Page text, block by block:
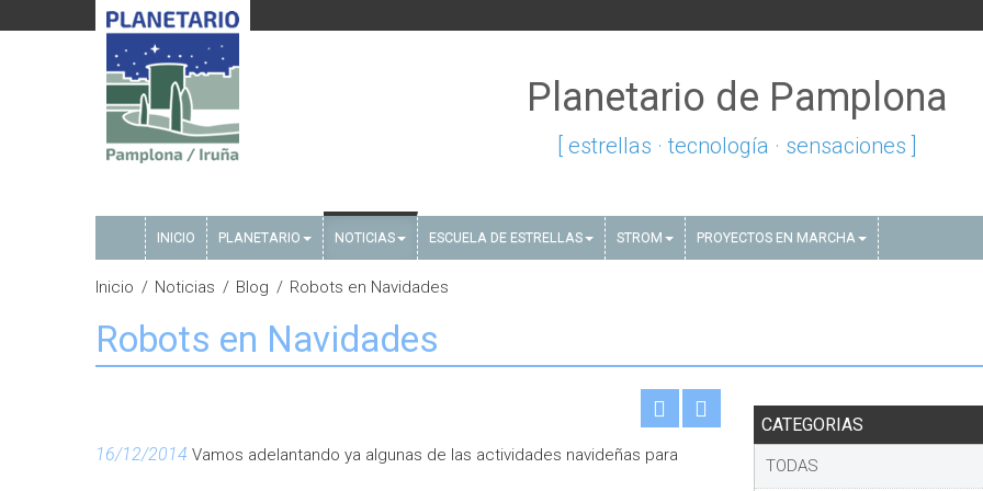
Planetario de Pamplona
[ estrellas · tecnología · sensaciones ]
INICIO PLANETARIO NOTICIAS ESCUELA DE ESTRELLAS STROM PROYECTOS EN MARCHA
Inicio Noticias Blog Robots en Navidades
Robots en Navidades
16/12/2014 Vamos adelantando ya algunas de las actividades navideñas para
CATEGORIAS
TODAS